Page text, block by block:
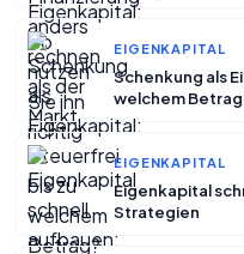
EIGENKAPITAL
Schenkung als
welchem
EIGENKAPITAL
Eigenkapital
Strategien